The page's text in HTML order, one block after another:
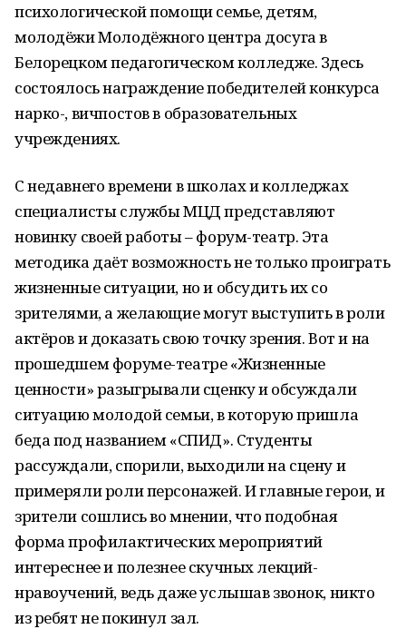
психологической помощи семье, детям,
молодёжи Молодёжного центра досуга в
Белорецком педагогическом колледже. Здесь
состоялось награждение победителей конкурса
нарко-, вичпостов в образовательных
учреждениях.
С недавнего времени в школах и колледжах
специалисты службы МЦД представляют
новинку своей работы – форум-театр. Эта
методика даёт возможность не только проиграть
жизненные ситуации, но и обсудить их со
зрителями, а желающие могут выступить в роли
актёров и доказать свою точку зрения. Вот и на
прошедшем форуме-театре «Жизненные
ценности» разыгрывали сценку и обсуждали
ситуацию молодой семьи, в которую пришла
беда под названием «СПИД». Студенты
рассуждали, спорили, выходили на сцену и
примеряли роли персонажей. И главные герои, и
зрители сошлись во мнении, что подобная
форма профилактических мероприятий
интереснее и полезнее скучных лекций-
нравоучений, ведь даже услышав звонок, никто
из ребят не покинул зал.